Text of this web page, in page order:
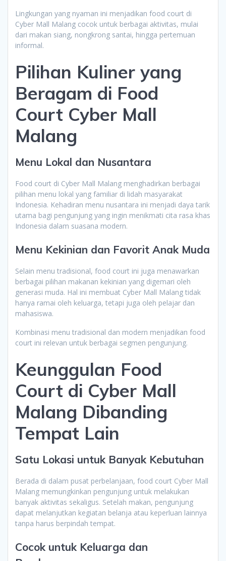
Lingkungan yang nyaman ini menjadikan food court di
Cyber Mall Malang cocok untuk berbagai aktivitas, mulai
dari makan siang, nongkrong santai, hingga pertemuan
informal.
Pilihan Kuliner yang
Beragam di Food
Court Cyber Mall
Malang
Menu Lokal dan Nusantara
Food court di Cyber Mall Malang menghadirkan berbagai
pilihan menu lokal yang familiar di lidah masyarakat
Indonesia. Kehadiran menu nusantara ini menjadi daya tarik
utama bagi pengunjung yang ingin menikmati cita rasa khas
Indonesia dalam suasana modern.
Menu Kekinian dan Favorit Anak Muda
Selain menu tradisional, food court ini juga menawarkan
berbagai pilihan makanan kekinian yang digemari oleh
generasi muda. Hal ini membuat Cyber Mall Malang tidak
hanya ramai oleh keluarga, tetapi juga oleh pelajar dan
mahasiswa.
Kombinasi menu tradisional dan modern menjadikan food
court ini relevan untuk berbagai segmen pengunjung.
Keunggulan Food
Court di Cyber Mall
Malang Dibanding
Tempat Lain
Satu Lokasi untuk Banyak Kebutuhan
Berada di dalam pusat perbelanjaan, food court Cyber Mall
Malang memungkinkan pengunjung untuk melakukan
banyak aktivitas sekaligus. Setelah makan, pengunjung
dapat melanjutkan kegiatan belanja atau keperluan lainnya
tanpa harus berpindah tempat.
Cocok untuk Keluarga dan